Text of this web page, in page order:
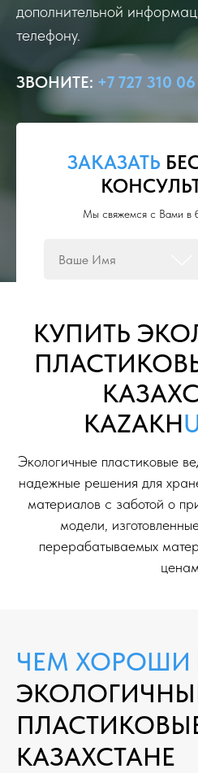
дополнительной
телефону.
ЗВОНИТЕ: +7 727 310
ЗАКАЗАТЬ
Мы свяжемся с Вами в
+7
ОТПРАВИТЬ
КУПИТЬ
KAZAKH
Экологичные пластиковые
надежные решения для
материалов с заботой о
модели,
перерабатываемых
ценам.
ЧЕМ ХОРОШИ
КАЗАХСТАНЕ